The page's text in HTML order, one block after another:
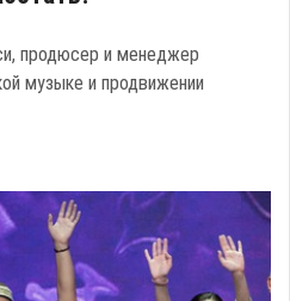
продюсер и менеджер
музыке и продвижении